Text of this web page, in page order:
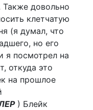
довольно
клетчатую
(я думал, что
но его
я посмотрел на
откуда это
на прошлое
) Блейк